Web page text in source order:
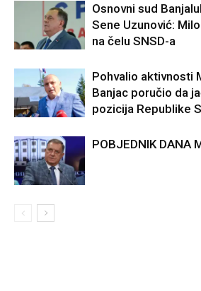
Osnovni sud
Sene Uzunović:
na čelu SNSD-a
Pohvalio aktivnosti
Banjac poručio da
pozicija Republike
POBJEDNIK DANA